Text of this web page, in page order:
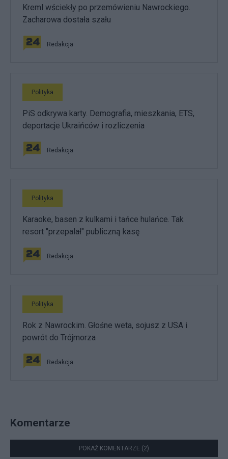
Kreml wściekły po przemówieniu Nawrockiego.
Zacharowa dostała szału
Redakcja
Polityka
PiS odkrywa karty. Demografia, mieszkania, ETS,
deportacje Ukraińców i rozliczenia
Redakcja
Polityka
Karaoke, basen z kulkami i tańce hulańce. Tak
resort "przepalał" publiczną kasę
Redakcja
Polityka
Rok z Nawrockim. Głośne weta, sojusz z USA i
powrót do Trójmorza
Redakcja
Komentarze
POKAŻ KOMENTARZE (2)